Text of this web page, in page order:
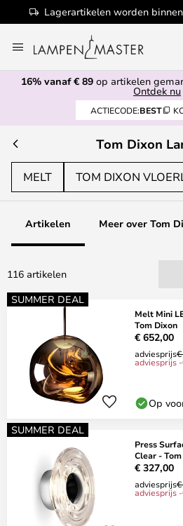
100+
naar
de
inhoud
16% vanaf € 89 op artikelen
Ontdek nu
ACTIECODE:BEST
Tom Dixon
MELT TOM DIXON
Artikelen Meer over Tom
116 artikelen
SUMMER DEAL
Melt Mini
Tom Dixon
€ 652,00
adviesprijs
adviesprijs
Op
SUMMER DEAL
Press
Clear -
€ 327,00
adviesprijs
adviesprijs